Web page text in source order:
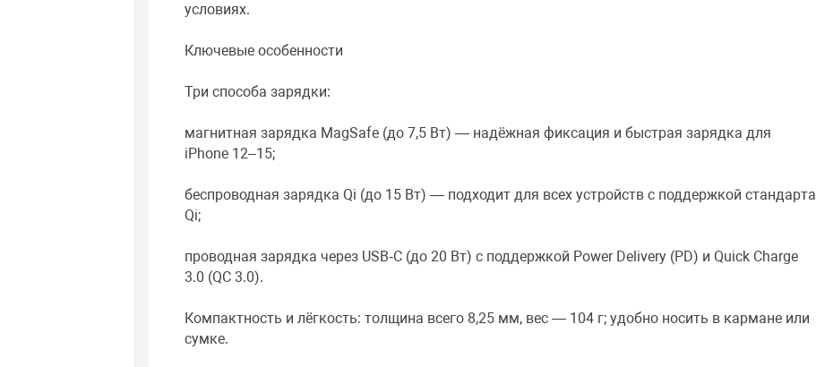
условиях.
Ключевые особенности
Три способа зарядки:
магнитная зарядка MagSafe (до 7,5 Вт) — надёжная фиксация и быстрая зарядка для
iPhone 12–15;
беспроводная зарядка Qi (до 15 Вт) — подходит для всех устройств с поддержкой стандарта
Qi;
проводная зарядка через USB‑C (до 20 Вт) с поддержкой Power Delivery (PD) и Quick Charge
3.0 (QC 3.0).
Компактность и лёгкость: толщина всего 8,25 мм, вес — 104 г; удобно носить в кармане или
сумке.